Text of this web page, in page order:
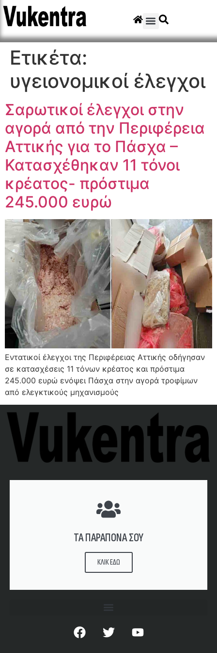
Ετικέτα:
υγειονομικοί έλεγχοι
Σαρωτικοί έλεγχοι στην
αγορά από την Περιφέρεια
Αττικής για το Πάσχα –
Κατασχέθηκαν 11 τόνοι
κρέατος- πρόστιμα
245.000 ευρώ
Εντατικοί έλεγχοι της Περιφέρειας Αττικής οδήγησαν
σε κατασχέσεις 11 τόνων κρέατος και πρόστιμα
245.000 ευρώ ενόψει Πάσχα στην αγορά τροφίμων
από ελεγκτικούς μηχανισμούς
ΤΑ ΠΑΡΑΠΟΝΑ ΣΟΥ
ΚΛΙΚ ΕΔΩ